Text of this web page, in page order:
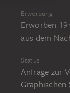
Erwerbung
Erworben
aus dem
Status
Anfrage zur
Graphischen